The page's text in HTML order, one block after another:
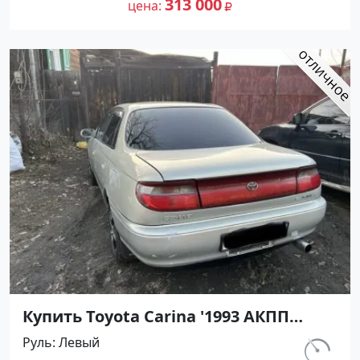
цена 313 000
Купить Toyota Carina '1993 АКПП
(1600/116 л.с.) Бензин инжектор
Апшеронск цвет Серый Седан по
Руль Левый